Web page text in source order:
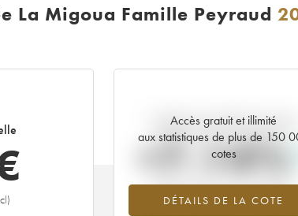
La Migoua Famille Peyraud
Accès gratuit et illimité
aux statistiques de plus de 150
cotes
DÉTAILS DE LA COTE
Tendance actuelle de la cote
+7.14%
Tendance à la hausse du millésime
2010 en 2026 par rapport à 2025